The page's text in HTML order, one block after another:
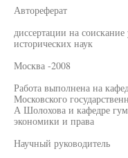
Автореферат
диссертации на
исторических наук
Москва -2008
Работа выполнена на
Московского
А Шолохова и кафедре
экономики и права
Научный руководитель